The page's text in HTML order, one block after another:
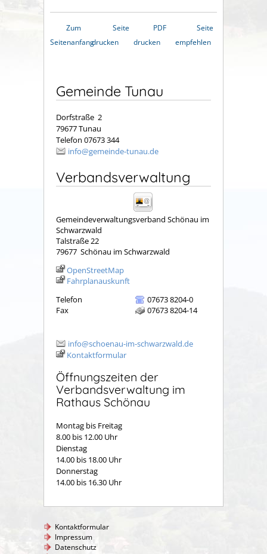
Zum
Seitenanfang
Seite
drucken
PDF
drucken
Seite
empfehlen
Gemeinde Tunau
Dorfstraße 2
79677 Tunau
Telefon 07673 344
info@gemeinde-tunau.de
Verbandsverwaltung
Gemeindeverwaltungsverband Schönau im
Schwarzwald
Talstraße 22
79677 Schönau im Schwarzwald
OpenStreetMap
Fahrplanauskunft
Telefon
07673 8204-0
Fax
07673 8204-14
info@schoenau-im-schwarzwald.de
Kontaktformular
Öffnungszeiten der
Verbandsverwaltung im
Rathaus Schönau
Montag bis Freitag
8.00 bis 12.00 Uhr
Dienstag
14.00 bis 18.00 Uhr
Donnerstag
14.00 bis 16.30 Uhr
Kontaktformular
Impressum
Datenschutz